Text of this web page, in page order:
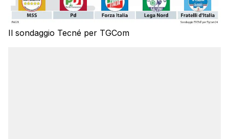
Il sondaggio Tecné per TGCom